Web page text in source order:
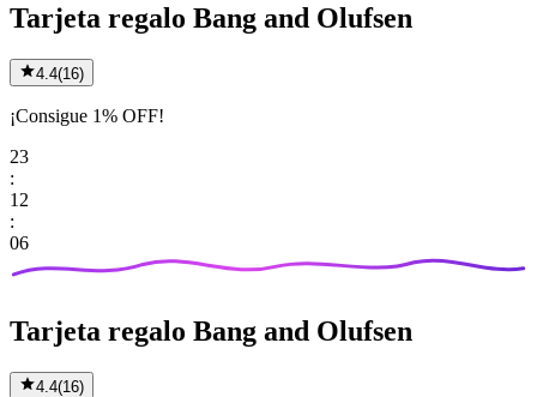
Tarjeta regalo Bang and Olufsen
4.4(16)
¡Consigue 1% OFF!
23
:
12
:
06
Tarjeta regalo Bang and Olufsen
4.4(16)